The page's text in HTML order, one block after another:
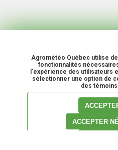
Agrométéo Québec utilise
fonctionnalités
l'expérience des utilisateurs
sélectionner une option de
des témoins
ACCEPTER